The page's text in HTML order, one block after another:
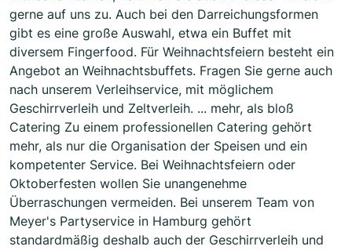
gerne auf uns zu. Auch bei den Darreichungsformen
gibt es eine große Auswahl, etwa ein Buffet mit
diversem Fingerfood. Für Weihnachtsfeiern besteht ein
Angebot an Weihnachtsbuffets. Fragen Sie gerne auch
nach unserem Verleihservice, mit möglichem
Geschirrverleih und Zeltverleih. ... mehr, als bloß
Catering Zu einem professionellen Catering gehört
mehr, als nur die Organisation der Speisen und ein
kompetenter Service. Bei Weihnachtsfeiern oder
Oktoberfesten wollen Sie unangenehme
Überraschungen vermeiden. Bei unserem Team von
Meyer's Partyservice in Hamburg gehört
standardmäßig deshalb auch der Geschirrverleih und